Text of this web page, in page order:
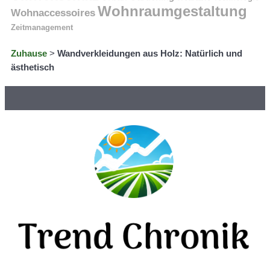
Wohnaccessoires Wohnraumgestaltung
Zeitmanagement
Zuhause > Wandverkleidungen aus Holz: Natürlich und
ästhetisch